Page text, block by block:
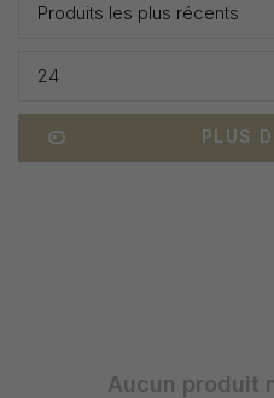
Produits les plus récents
24
PLUS
Aucun produit